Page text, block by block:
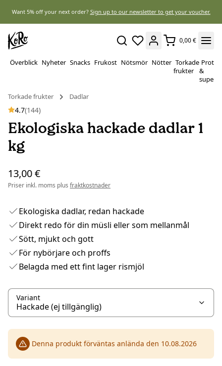
Want 5% off your next order? Sign up to our newsletter to get your voucher.
0,00 €
Överblick Nyheter Snacks Frukost Nötsmör Nötter Torkade
frukter
&
Torkade frukter
Dadlar
4.7(144)
Ekologiska hackade dadlar 1
kg
13,00 €
Priser inkl. moms plus fraktkostnader
Ekologiska dadlar, redan hackade
Direkt redo för din müsli eller som mellanmål
Sött, mjukt och gott
För nybörjare och proffs
Belagda med ett fint lager rismjöl
Variant
Denna produkt förväntas anlända den 10.08.2026